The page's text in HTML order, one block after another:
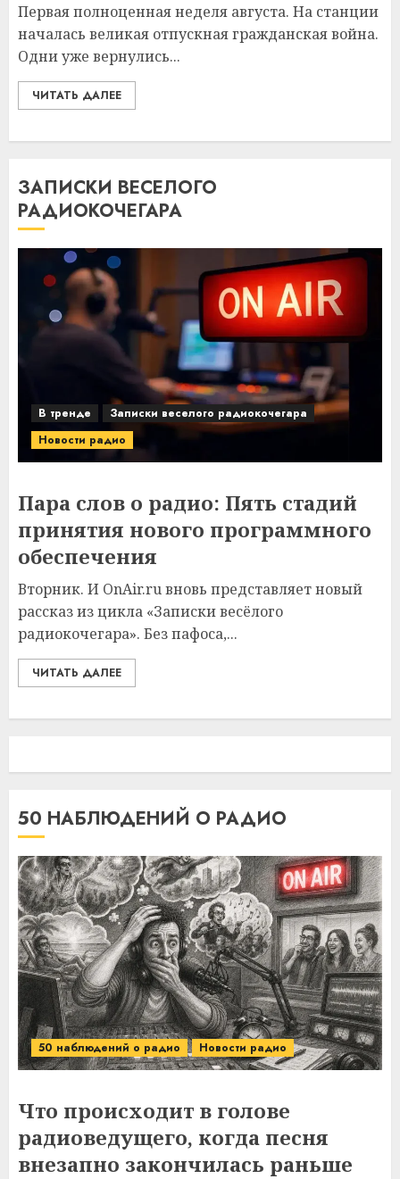
Первая полноценная неделя августа. На станции
началась великая отпускная гражданская война.
Одни уже вернулись...
ЧИТАТЬ ДАЛЕЕ
ЗАПИСКИ ВЕСЕЛОГО
РАДИОКОЧЕГАРА
В тренде
Записки веселого радиокочегара
Новости радио
Пара слов о радио: Пять стадий
принятия нового программного
обеспечения
Вторник. И OnAir.ru вновь представляет новый
рассказ из цикла «Записки весёлого
радиокочегара». Без пафоса,...
ЧИТАТЬ ДАЛЕЕ
50 НАБЛЮДЕНИЙ О РАДИО
50 наблюдений о радио Новости радио
Что происходит в голове
радиоведущего, когда песня
внезапно закончилась раньше